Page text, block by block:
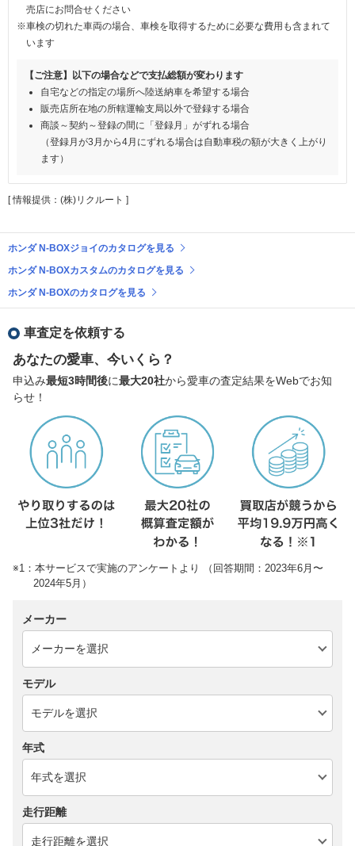
売店にお問合せください
※車検の切れた車両の場合、車検を取得するために必要な費用も含まれて
います
【ご注意】以下の場合などで支払総額が変わります
自宅などの指定の場所へ陸送納車を希望する場合
販売店所在地の所轄運輸支局以外で登録する場合
商談～契約～登録の間に「登録月」がずれる場合
（登録月が3月から4月にずれる場合は自動車税の額が大きく上がり
ます）
[ 情報提供：(株)リクルート ]
ホンダ N-BOXジョイのカタログを見る
ホンダ N-BOXカスタムのカタログを見る
ホンダ N-BOXのカタログを見る
車査定を依頼する
あなたの愛車、今いくら？
申込み最短3時間後に最大20社から愛車の査定結果をWebでお知
らせ！
※1：本サービスで実施のアンケートより （回答期間：2023年6月〜
2024年5月）
メーカー
モデル
年式
走行距離